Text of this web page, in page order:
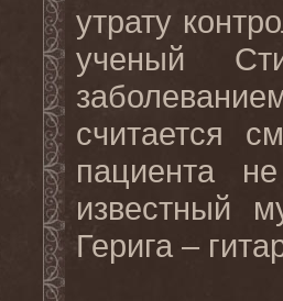
утрату
ученый
считается
пациента
известный
Герига –